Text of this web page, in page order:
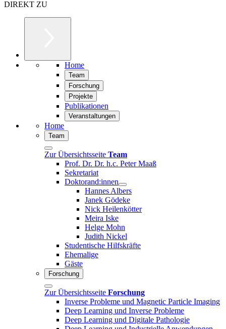
DIREKT ZU
Home
Team
Forschung
Projekte
Publikationen
Veranstaltungen
Home
Team
Zur Übersichtsseite Team
Prof. Dr. Dr. h.c. Peter Maaß
Sekretariat
Doktorand:innen
Hannes Albers
Janek Gödeke
Nick Heilenkötter
Meira Iske
Helge Mohn
Judith Nickel
Studentische Hilfskräfte
Ehemalige
Gäste
Forschung
Zur Übersichtsseite Forschung
Inverse Probleme und Magnetic Particle Imaging
Deep Learning und Inverse Probleme
Deep Learning und Digitale Pathologie